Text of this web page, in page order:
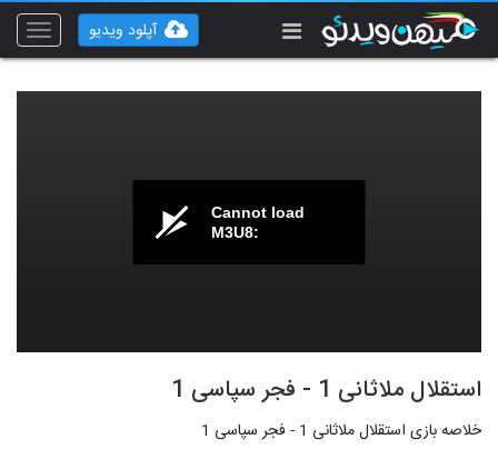
Toggle
آپلود ویدیو
Cannot load
M3U8:
استقلال ملاثانی 1 - فجر سپاسی 1
خلاصه بازی استقلال ملاثانی 1 - فجر سپاسی 1